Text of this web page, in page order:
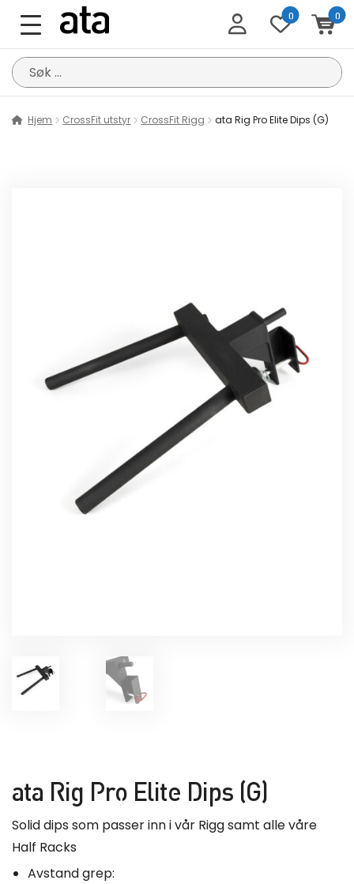
0 0
Søk
etter:
Hjem CrossFit utstyr CrossFit Rigg ata Rig Pro Elite Dips (G)
ata Rig Pro Elite Dips (G)
Solid dips som passer inn i vår Rigg samt alle våre
Half Racks
Avstand grep: